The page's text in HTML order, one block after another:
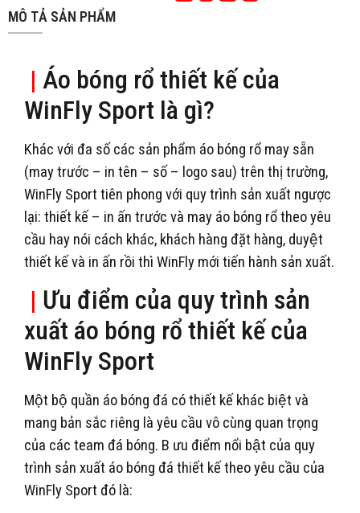
MÔ TẢ SẢN PHẨM
| Áo bóng rổ thiết kế của
WinFly Sport là gì?
Khác với đa số các sản phẩm áo bóng rổ may sẵn
(may trước – in tên – số – logo sau) trên thị trường,
WinFly Sport tiên phong với quy trình sản xuất ngược
lại: thiết kế – in ấn trước và may áo bóng rổ theo yêu
cầu hay nói cách khác, khách hàng đặt hàng, duyệt
thiết kế và in ấn rồi thì WinFly mới tiến hành sản xuất.
| Ưu điểm của quy trình sản
xuất áo bóng rổ thiết kế của
WinFly Sport
Một bộ quần áo bóng đá có thiết kế khác biệt và
mang bản sắc riêng là yêu cầu vô cùng quan trọng
của các team đá bóng. B ưu điểm nổi bật của quy
trình sản xuất áo bóng đá thiết kế theo yêu cầu của
WinFly Sport đó là: